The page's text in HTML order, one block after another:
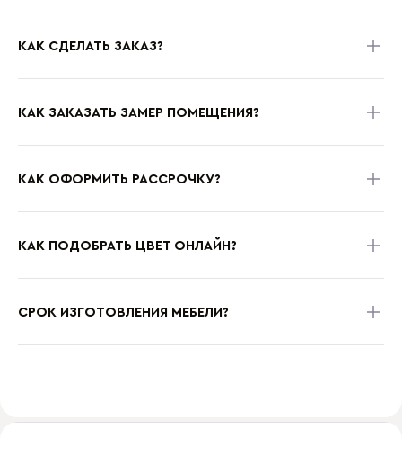
КАК СДЕЛАТЬ ЗАКАЗ?
КАК ЗАКАЗАТЬ ЗАМЕР ПОМЕЩЕНИЯ?
КАК ОФОРМИТЬ РАССРОЧКУ?
КАК ПОДОБРАТЬ ЦВЕТ ОНЛАЙН?
СРОК ИЗГОТОВЛЕНИЯ МЕБЕЛИ?